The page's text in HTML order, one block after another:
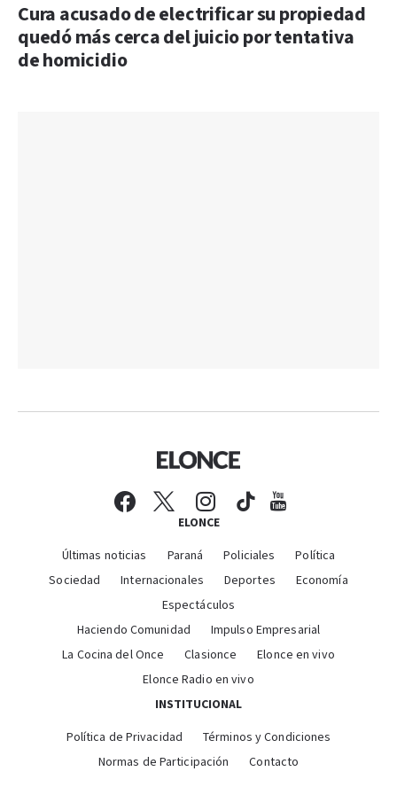
Cura acusado de electrificar su propiedad
quedó más cerca del juicio por tentativa
de homicidio
ELONCE
Últimas noticias Paraná Policiales
Política
Sociedad
Internacionales Deportes
Economía
Espectáculos
Haciendo Comunidad
Impulso Empresarial
La Cocina del Once
Clasionce
Elonce en vivo
Elonce Radio en vivo
INSTITUCIONAL
Política de Privacidad
Términos y Condiciones
Normas de Participación
Contacto